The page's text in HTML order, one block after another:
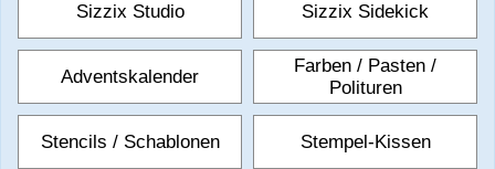
Sizzix Studio Sizzix Sidekick
Adventskalender
Farben / Pasten /
Polituren
Stencils / Schablonen Stempel-Kissen